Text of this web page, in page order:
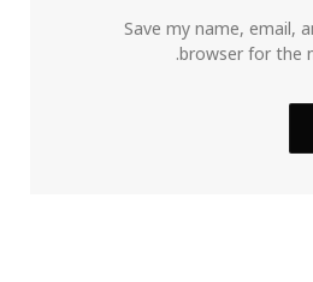
Save my name, email,
browser for the